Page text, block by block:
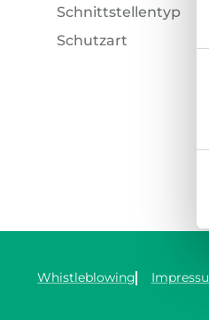
- (1)
EXOline (1)
Schnittstellentyp
Ethernet (2)
Schutzart
Whistleblowing